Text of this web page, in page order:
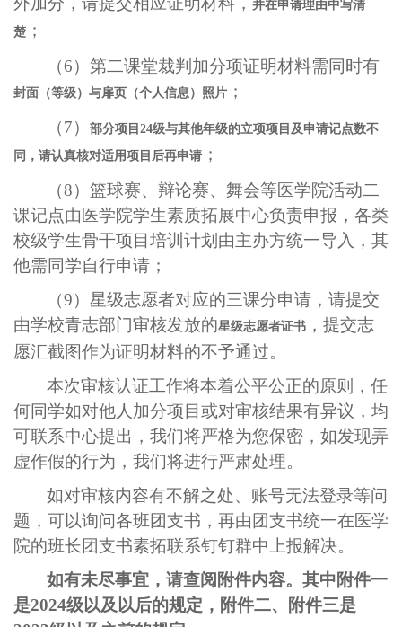
并在申请理由中写清
楚 ；
（6）第二课堂裁判加分项证明材料需同时有
封面（等级）与扉页（个人信息）照片 ；
（7） 部分项目 24级与其他年级的立项项目及申请记点数不
同，请认真核对适用项目后再申请 ；
（8）篮球赛、辩论赛、舞会等医学院活动二
课记点由医学院学生素质拓展中心负责申报，各类
校级学生骨干项目培训计划由主办方统一导入，其
他需同学自行申请；
（9）星级志愿者对应的三课分申请，请提交
由学校青志部门审核发放的星级志愿者证书 ，提交志
愿汇截图作为证明材料的不予通过。
本次审核认证工作将本着公平公正的原则，任
何同学如对他人加分项目或对审核结果有异议，均
可联系中心提出，我们将严格为您保密，如发现弄
虚作假的行为，我们将进行严肃处理。
如对审核内容有不解之处、账号无法登录等问
题，可以询问各班团支书，再由团支书统一在医学
院的班长团支书素拓联系钉钉群中上报解决。
如有未尽事宜，请查阅附件内容。其中附件一
是2024级以及以后的规定，附件二、附件三是